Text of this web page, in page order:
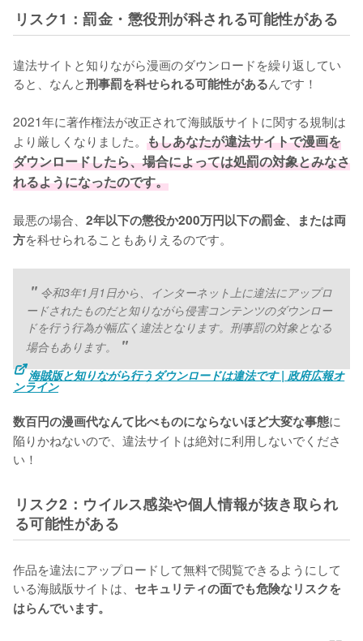
リスク1：罰金・懲役刑が科される可能性がある
違法サイトと知りながら漫画のダウンロードを繰り返してい
ると、なんと刑事罰を科せられる可能性があるんです！
2021年に著作権法が改正されて海賊版サイトに関する規制は
より厳しくなりました。 もしあなたが違法サイトで漫画を
ダウンロードしたら、場合によっては処罰の対象とみなさ
れるようになったのです。
最悪の場合、 2年以下の懲役か200万円以下の罰金、または両
方を科せられることもありえるのです。
令和3年1月1日から、インターネット上に違法にアップロ
ードされたものだと知りながら侵害コンテンツのダウンロー
ドを行う行為が幅広く違法となります。刑事罰の対象となる
場合もあります。
海賊版と知りながら行うダウンロードは違法です | 政府広報オ
ンライン
数百円の漫画代なんて比べものにならないほど大変な事態に
陥りかねないので、違法サイトは絶対に利用しないでくださ
い！
リスク2：ウイルス感染や個人情報が抜き取られ
る可能性がある
作品を違法にアップロードして無料で閲覧できるようにして
いる海賊版サイトは、 セキュリティの面でも危険なリスクを
はらんでいます。